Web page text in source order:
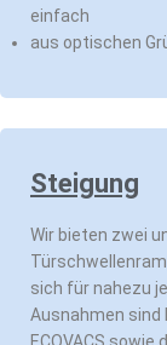
einfach
aus optischen
Steigung
Wir bieten zwei
sich für nahezu
Ausnahmen sind